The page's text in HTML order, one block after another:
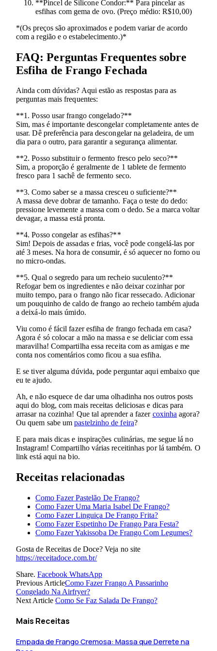
**Pincel de Silicone Condor:** Para pincelar as
esfihas com gema de ovo. (Preço médio: R$10,00)
*(Os preços são aproximados e podem variar de acordo
com a região e o estabelecimento.)*
FAQ: Perguntas Frequentes sobre
Esfiha de Frango Fechada
Ainda com dúvidas? Aqui estão as respostas para as
perguntas mais frequentes:
**1. Posso usar frango congelado?**
Sim, mas é importante descongelar completamente antes de
usar. Dê preferência para descongelar na geladeira, de um
dia para o outro, para garantir a segurança alimentar.
**2. Posso substituir o fermento fresco pelo seco?**
Sim, a proporção é geralmente de 1 tablete de fermento
fresco para 1 sachê de fermento seco.
**3. Como saber se a massa cresceu o suficiente?**
A massa deve dobrar de tamanho. Faça o teste do dedo:
pressione levemente a massa com o dedo. Se a marca voltar
devagar, a massa está pronta.
**4. Posso congelar as esfihas?**
Sim! Depois de assadas e frias, você pode congelá-las por
até 3 meses. Na hora de consumir, é só aquecer no forno ou
no micro-ondas.
**5. Qual o segredo para um recheio suculento?**
Refogar bem os ingredientes e não deixar cozinhar por
muito tempo, para o frango não ficar ressecado. Adicionar
um pouquinho de caldo de frango ao recheio também ajuda
a deixá-lo mais úmido.
Viu como é fácil fazer esfiha de frango fechada em casa?
Agora é só colocar a mão na massa e se deliciar com essa
maravilha! Compartilha essa receita com as amigas e me
conta nos comentários como ficou a sua esfiha.
E se tiver alguma dúvida, pode perguntar aqui embaixo que
eu te ajudo.
Ah, e não esquece de dar uma olhadinha nos outros posts
aqui do blog, com mais receitas deliciosas e dicas para
arrasar na cozinha! Que tal aprender a fazer coxinha agora?
Ou quem sabe umpastelzinho de feira?
E para mais dicas e inspirações culinárias, me segue lá no
Instagram! Compartilho várias receitinhas por lá também. O
link está aqui na bio.
Receitas relacionadas
Como Fazer Pastelão De Frango?
Como Fazer Uma Maria Isabel De Frango?
Como Fazer Linguiça De Frango Frita?
Como Fazer Espetinho De Frango Para Festa?
Como Fazer Yakissoba De Frango Com Legumes?
Gosta de Receitas de Doce? Veja no site
https://receitadoce.com.br/
Share. Facebook WhatsApp
Previous ArticleComo Fazer Frango A Passarinho
Congelado Na Airfryer?
Next Article Como Se Faz Salada De Frango?
Mais Receitas
Empada de Frango Cremosa: Massa que Derrete na